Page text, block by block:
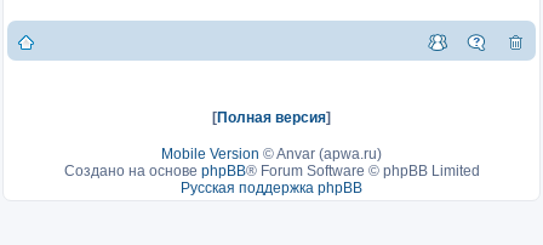
[Полная версия]
Mobile Version ©Anvar (apwa.ru)
Создано на основе phpBB® Forum Software © phpBB Limited
Русская поддержка phpBB